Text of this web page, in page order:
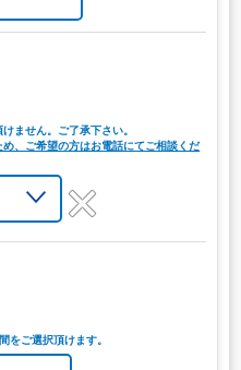
ません。ご了承下さい。
、ご希望の方はお電話にてご相談くだ
をご選択頂けます。